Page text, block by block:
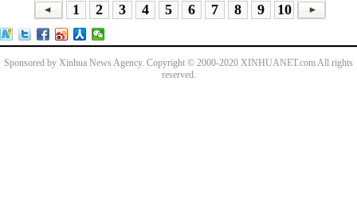
1
2 3 4 5 6 7 8 9 10